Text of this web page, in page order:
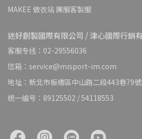
MAKEE 做衣站 團服客製服
迷好創製國際有限公司 / 津心國際行銷
客服专线：02-29556036
信箱：service@misport-im.com
地址：新北市板橋區中山路二段443巷79
统一编号：89125502 / 54118553